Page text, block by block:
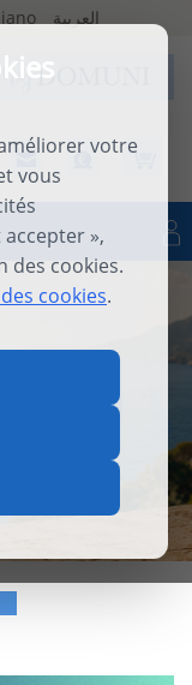
votre
vous
»,
des cookies.
cookies.
العربية
Se connecter